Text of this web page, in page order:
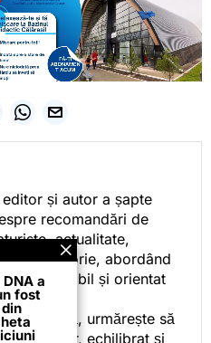
editor și autor a șapte
recomandări de
actualitate,
și istorie, abordând
stil accesibil și orientat
editorială, urmărește să
clar, echilibrat și
DNA a
fost